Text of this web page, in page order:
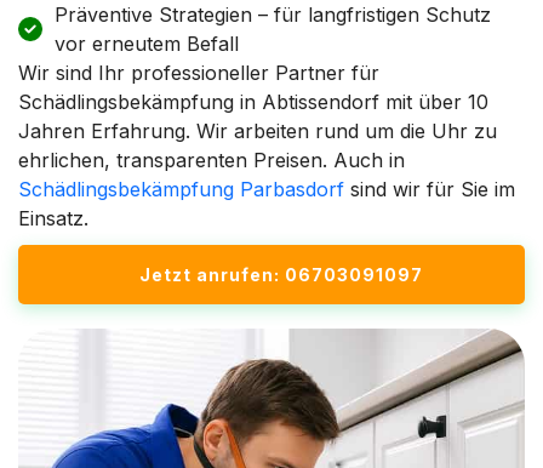
Präventive Strategien – für langfristigen Schutz
vor erneutem Befall
Wir sind Ihr professioneller Partner für
Schädlingsbekämpfung in Abtissendorf mit über 10
Jahren Erfahrung. Wir arbeiten rund um die Uhr zu
ehrlichen, transparenten Preisen. Auch in
Schädlingsbekämpfung Parbasdorf sind wir für Sie im
Einsatz.
Jetzt anrufen: 06703091097